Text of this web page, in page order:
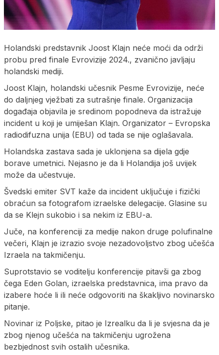
Holandski predstavnik Joost Klajn neće moći da održi
probu pred finale Evrovizije 2024., zvanično javljaju
holandski mediji.
Joost Klajn, holandski učesnik Pesme Evrovizije, neće
do daljnjeg vježbati za sutrašnje finale. Organizacija
događaja objavila je sredinom popodneva da istražuje
incident u koji je umiješan Klajn. Organizator – Evropska
radiodifuzna unija (EBU) od tada se nije oglašavala.
Holandska zastava sada je uklonjena sa dijela gdje
borave umetnici. Nejasno je da li Holandija još uvijek
može da učestvuje.
Švedski emiter SVT kaže da incident uključuje i fizički
obraćun sa fotografom izraelske delegacije. Glasine su
da se Klejn sukobio i sa nekim iz EBU-a.
Juče, na konferenciji za medije nakon druge polufinalne
večeri, Klajn je izrazio svoje nezadovoljstvo zbog učešća
Izraela na takmičenju.
Suprotstavio se voditelju konferencije pitavši ga zbog
čega Eden Golan, izraelska predstavnica, ima pravo da
izabere hoće li ili neće odgovoriti na škakljivo novinarsko
pitanje.
Novinar iz Poljske, pitao je Izrealku da li je svjesna da je
zbog njenog učešća na takmičenju ugrožena
bezbjednost svih ostalih učesnika.